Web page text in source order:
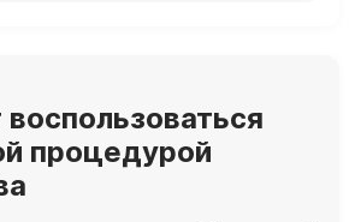
процедурой